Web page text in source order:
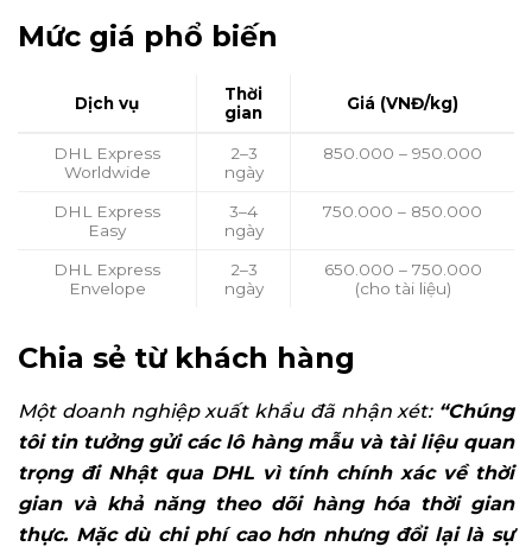
Mức giá phổ biến
Dịch vụ
Thời
gian
Giá (VNĐ/kg)
DHL Express
Worldwide
2–3
ngày
850.000 – 950.000
DHL Express
Easy
3–4
ngày
750.000 – 850.000
DHL Express
Envelope
2–3
ngày
650.000 – 750.000
(cho tài liệu)
Chia sẻ từ khách hàng
Một doanh nghiệp xuất khẩu đã nhận xét: “Chúng
tôi tin tưởng gửi các lô hàng mẫu và tài liệu quan
trọng đi Nhật qua DHL vì tính chính xác về thời
gian và khả năng theo dõi hàng hóa thời gian
thực. Mặc dù chi phí cao hơn nhưng đổi lại là sự